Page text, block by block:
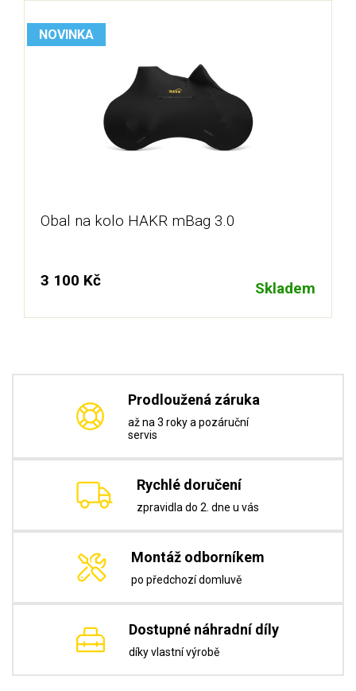
NOVINKA
Obal na kolo HAKR mBag 3.0
3 100 Kč Skladem
Prodloužená záruka
až na 3 roky a pozáruční
servis
Rychlé doručení
zpravidla do 2. dne u vás
Montáž odborníkem
po předchozí domluvě
Dostupné náhradní díly
díky vlastní výrobě